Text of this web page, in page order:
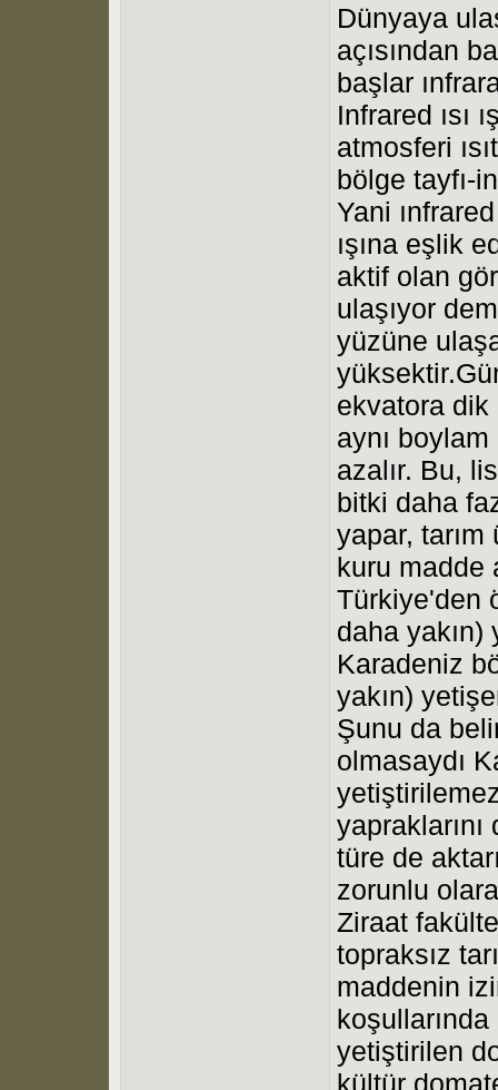
Dünyaya
açısından
başlar
Infrared ısı
atmosferi
bölge tayfı-
Yani
ışına eşlik
aktif olan
ulaşıyor
yüzüne
ekvatora dik
aynı
azalır. Bu,
bitki daha
yapar,
kuru madde
Türkiye'den
daha
Karadeniz
yakın)
Şunu da
olmasaydı
türe de
zorunlu
Ziraat
topraksız
maddenin
yetiştirilen
kültür